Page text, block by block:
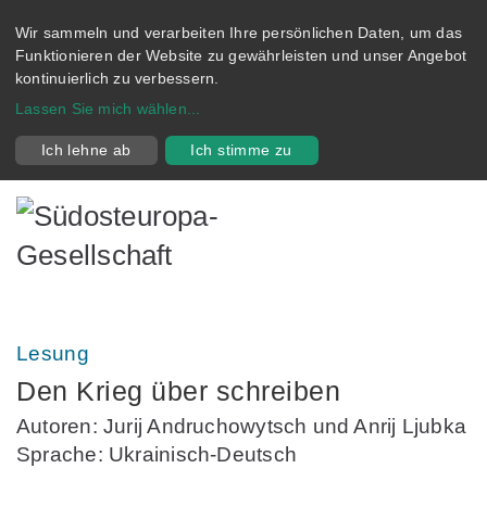
Wir sammeln und verarbeiten Ihre persönlichen Daten, um das
Funktionieren der Website zu gewährleisten und unser Angebot
kontinuierlich zu verbessern.
Lassen Sie mich wählen
Ich lehne ab Ich stimme zu
Lesung
Den Krieg über schreiben
Autoren: Jurij Andruchowytsch und Anrij Ljubka
Sprache: Ukrainisch-Deutsch